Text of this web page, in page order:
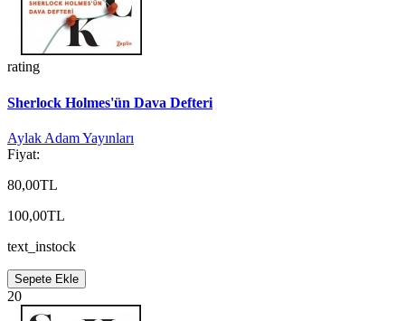
rating
Sherlock Holmes'ün Dava Defteri
Aylak Adam Yayınları
Fiyat:
80,00TL
100,00TL
text_instock
Sepete Ekle
20